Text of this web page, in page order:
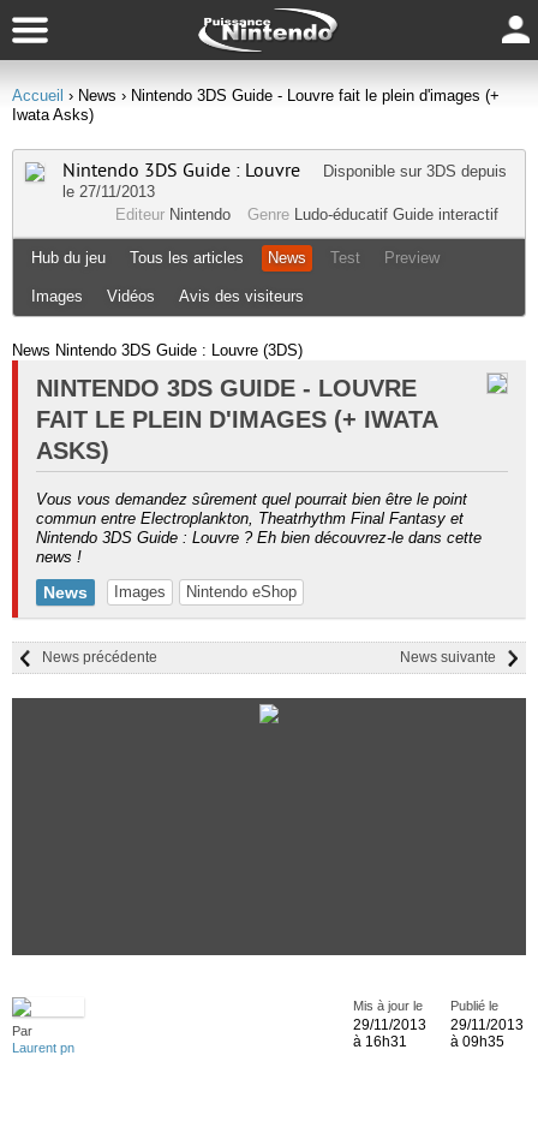
Accueil › News › Nintendo 3DS Guide - Louvre fait le plein d'images (+
Iwata Asks)
Nintendo 3DS Guide : Louvre Disponible sur 3DS depuis
le 27/11/2013
Editeur Nintendo Genre Ludo-éducatif Guide interactif
Hub du jeu Tous les articles News Test Preview
Images Vidéos Avis des visiteurs
News Nintendo 3DS Guide : Louvre (3DS)
NINTENDO 3DS GUIDE - LOUVRE
FAIT LE PLEIN D'IMAGES (+ IWATA
ASKS)
Vous vous demandez sûrement quel pourrait bien être le point
commun entre Electroplankton, Theatrhythm Final Fantasy et
Nintendo 3DS Guide : Louvre ? Eh bien découvrez-le dans cette
news !
News Images Nintendo eShop
News suivante
News précédente
Par
Laurent pn
Publié le
29/11/2013
à 09h35
Mis à jour le
29/11/2013
à 16h31